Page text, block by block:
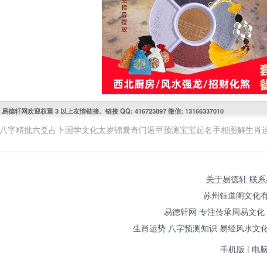
易德轩网欢迎权重 3 以上友情链接。链接 QQ: 416723897 微信: 13166337010
八字精批六爻占卜国学文化太岁锦囊奇门遁甲预测宝宝起名手相图解生肖
关于易德轩 联
苏州钰道阁文化
易德轩网 专注传承周易文
生肖运势 八字预测知识 易经风水文
手机版 | 电